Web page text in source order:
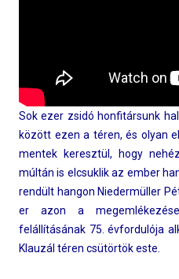
Sok ezer zsidó hon­fitár­sunk
között ezen a téren, és olyan
men­tek keresztül, hogy
múltán is elcsuk­lik az ember
rendült han­gon Nieder­müll­er
er azon a
felállításának 75. évfor­dulója
Klauzál téren csütörtök este.